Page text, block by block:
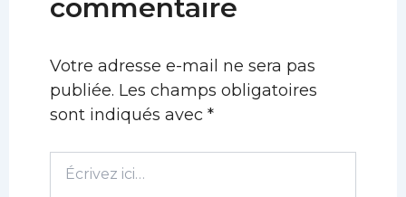
commentaire
Votre adresse e-mail ne sera pas
publiée. Les champs obligatoires
sont indiqués avec *
ici…